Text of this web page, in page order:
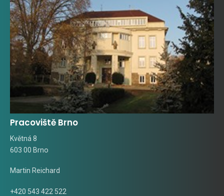
Pracoviště Brno
Květná 8
603 00 Brno
Martin Reichard
+420 543 422 522